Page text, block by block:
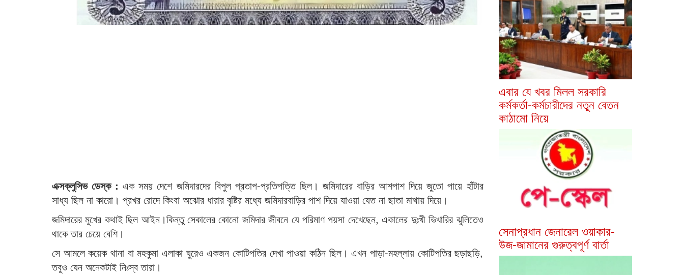
এক্সক্লুসিভ ডেস্ক : এক সময় দেশে জমিদারদের বিপুল প্রতাপ-প্রতিপত্তি ছিল। জমিদারের বাড়ির আশপাশ দিয়ে জুতো পায়ে হাঁটার
সাধ্য ছিল না কারো। প্রখর রোদে কিংবা অঝোর ধারার বৃষ্টির মধ্যে জমিদারবাড়ির পাশ দিয়ে যাওয়া যেত না ছাতা মাথায় দিয়ে।
জমিদারের মুখের কথাই ছিল আইন।কিন্তু সেকালের কোনো জমিদার জীবনে যে পরিমাণ পয়সা দেখেছেন, একালের দুঃখী ভিখারির ঝুলিতেও
থাকে তার চেয়ে বেশি।
সে আমলে কয়েক থানা বা মহকুমা এলাকা ঘুরেও একজন কোটিপতির দেখা পাওয়া কঠিন ছিল। এখন পাড়া-মহল্লায় কোটিপতির ছড়াছড়ি,
তবুও যেন অনেকটাই নিঃস্ব তারা।
এবার যে খবর মিলল সরকারি
কর্মকর্তা-কর্মচারীদের নতুন বেতন
কাঠামো নিয়ে
সেনাপ্রধান জেনারেল ওয়াকার-
উজ-জামানের গুরুত্বপূর্ণ বার্তা